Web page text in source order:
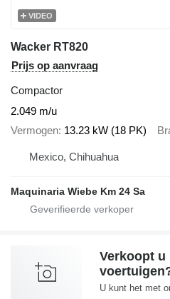
VIDEO
Wacker RT820
Prijs op aanvraag
Compactor
2.049 m/u
Vermogen 13.23 kW (18 PK)
Mexico, Chihuahua
Maquinaria Wiebe Km 24 Sa
Verkoopt u
U kunt het met